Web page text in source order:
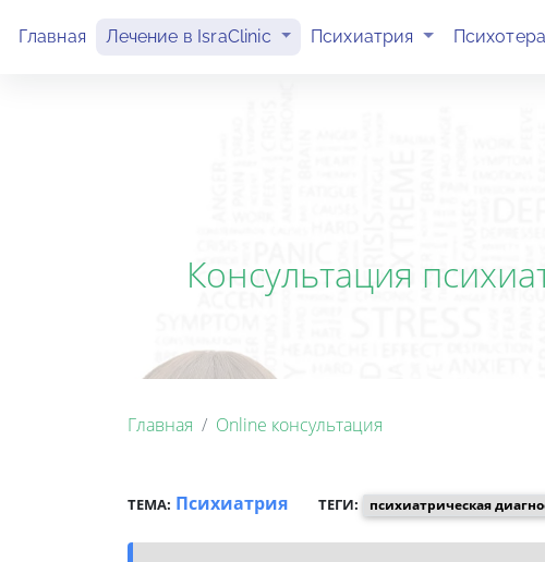
Главная Лечение в IsraClinic (current)Психиатрия (current)
Консультация
Главная Online консультация
ТЕМА: Психиатрия ТЕГИ: психиатрическая